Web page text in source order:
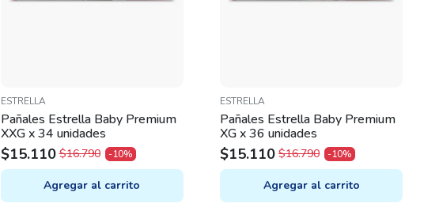
ESTRELLA
Pañales Estrella Baby Premium
XXG x 34 unidades
$16.790
ORIGINAL
PRICE
WAS:
$15.110
CURRENT
PRICE
IS:
-10%
Agregar al carrito
ESTRELLA
Pañales Estrella Baby Premium
XG x 36 unidades
$16.790
ORIGINAL
PRICE
WAS:
$15.110
CURRENT
PRICE
IS:
-10%
Agregar al carrito